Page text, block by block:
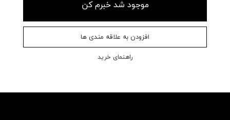
موجود شد خبرم کن
افزودن به علاقه مندی ها
راهنمای خرید